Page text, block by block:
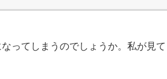
ってしまうのでしょうか。私が見